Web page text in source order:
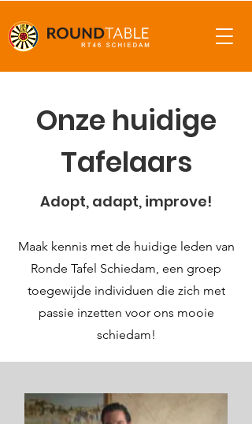
Onze huidige
Tafelaars
Adopt, adapt, improve!
Maak kennis met de huidige leden van
Ronde Tafel Schiedam, een groep
toegewijde individuen die zich met
passie inzetten voor ons mooie
schiedam!